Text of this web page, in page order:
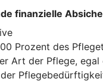
finanzielle
Prozent des
Art der Pflege,